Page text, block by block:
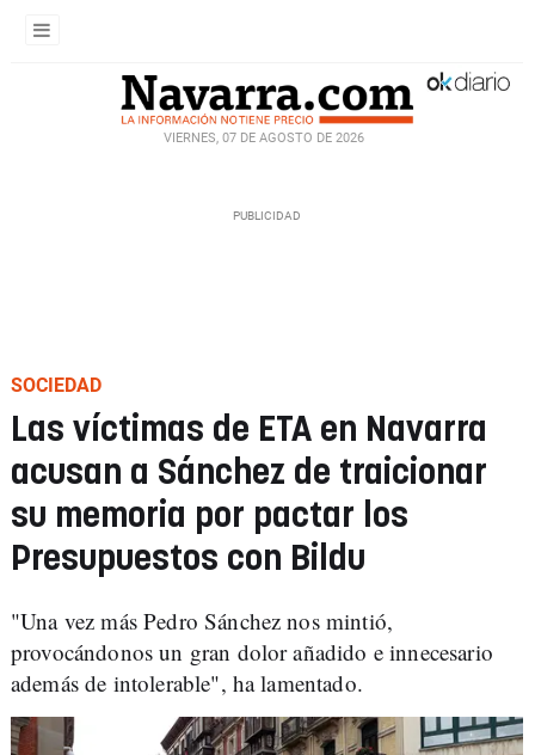
VIERNES, 07 DE AGOSTO DE 2026
SOCIEDAD
Las víctimas de ETA en Navarra
acusan a Sánchez de traicionar
su memoria por pactar los
Presupuestos con Bildu
"Una vez más Pedro Sánchez nos mintió,
provocándonos un gran dolor añadido e innecesario
además de intolerable", ha lamentado.